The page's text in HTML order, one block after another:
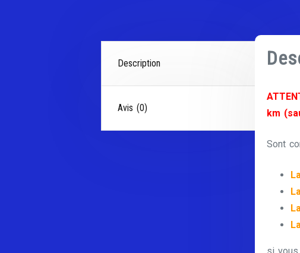
Description
Avis (0)
km
Sont